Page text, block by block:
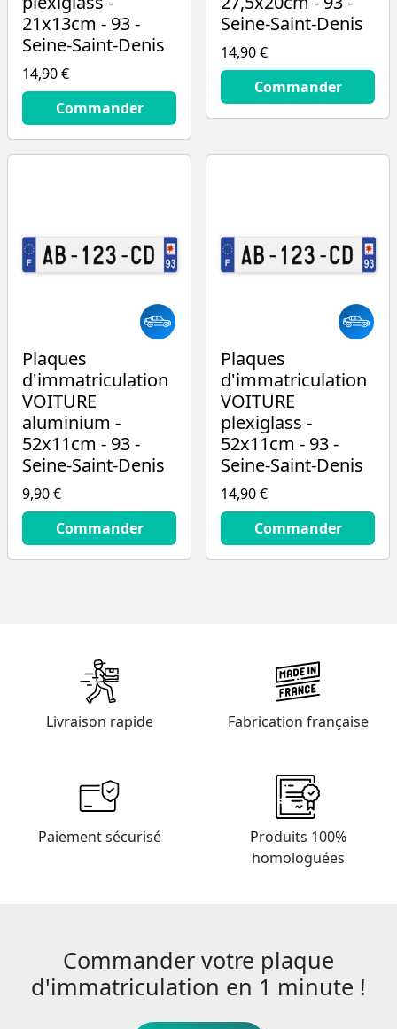
21x13cm - 93 -
Seine-Saint-Denis
14,90 €
14.9
€Commander
Seine-Saint-Denis
14,90 €
14.9
€Commander
Plaques
d'immatriculation
VOITURE
aluminium -
52x11cm - 93 -
Seine-Saint-Denis
9,90 €
9.9
Commander
Plaques
d'immatriculation
VOITURE
plexiglass -
52x11cm - 93 -
Seine-Saint-Denis
14,90 €
14.9
€Commander
Livraison rapide Fabrication française
Paiement sécurisé
Produits 100%
homologuées
Commander votre plaque
d'immatriculation en 1 minute !